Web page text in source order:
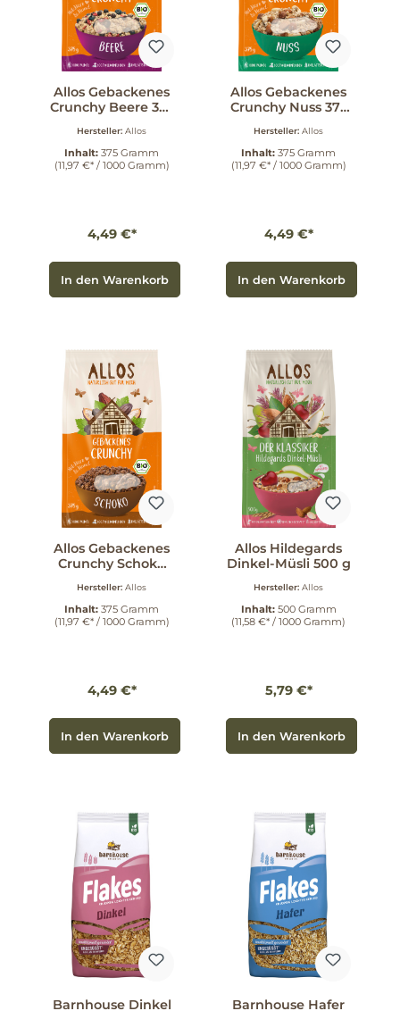
Allos Gebackenes
Crunchy Beere 375
Hersteller: Allos
Inhalt: 375 Gramm
(11,97 €* / 1000 Gramm)
4,49 €*
In den Warenkorb
Allos Gebackenes
Crunchy Nuss 375
Hersteller: Allos
Inhalt: 375 Gramm
(11,97 €* / 1000 Gramm)
4,49 €*
In den Warenkorb
Allos Gebackenes
Crunchy Schoko
Hersteller: Allos
Inhalt: 375 Gramm
(11,97 €* / 1000 Gramm)
4,49 €*
In den Warenkorb
Allos Hildegards
Dinkel-Müsli 500 g
Hersteller: Allos
Inhalt: 500 Gramm
(11,58 €* / 1000 Gramm)
5,79 €*
In den Warenkorb
Barnhouse Dinkel
Barnhouse Hafer